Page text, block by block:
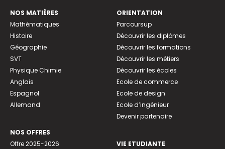
NOS MATIÈRES
Mathématiques
Histoire
Géographie
SVT
Physique Chimie
Anglais
Espagnol
Allemand
NOS OFFRES
Offre 2025-2026
ORIENTATION
Parcoursup
Découvrir les diplômes
Découvrir les formations
Découvrir les métiers
Découvrir les écoles
Ecole de commerce
Ecole de design
Ecole d’ingénieur
Devenir partenaire
VIE ETUDIANTE